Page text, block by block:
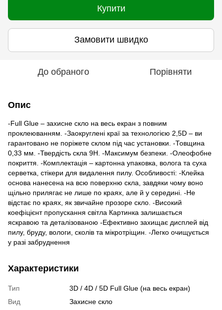
Купити
Замовити швидко
До обраного Порівняти
Опис
-Full Glue – захисне скло на весь екран з повним
проклеюванням. -Заокруглені краї за технологією 2,5D – ви
гарантовано не поріжете склом під час установки. -Товщина
0,33 мм. -Твердість скла 9H. -Максимум безпеки. -Олеофобне
покриття. -Комплектація – картонна упаковка, волога та суха
серветка, стікери для видалення пилу. Oсобливості: -Клейка
основа нанесена на всю поверхню скла, завдяки чому воно
щільно прилягає не лише по краях, але й у середині. -Не
відстає по краях, як звичайне прозоре скло. -Високий
коефіцієнт пропускання світла Картинка залишається
яскравою та деталізованою -Ефективно захищає дисплей від
пилу, бруду, вологи, сколів та мікротріщин. -Легко очищується
у разі забруднення
Характеристики
Тип
3D / 4D / 5D Full Glue (на весь екран)
Вид
Захисне скло